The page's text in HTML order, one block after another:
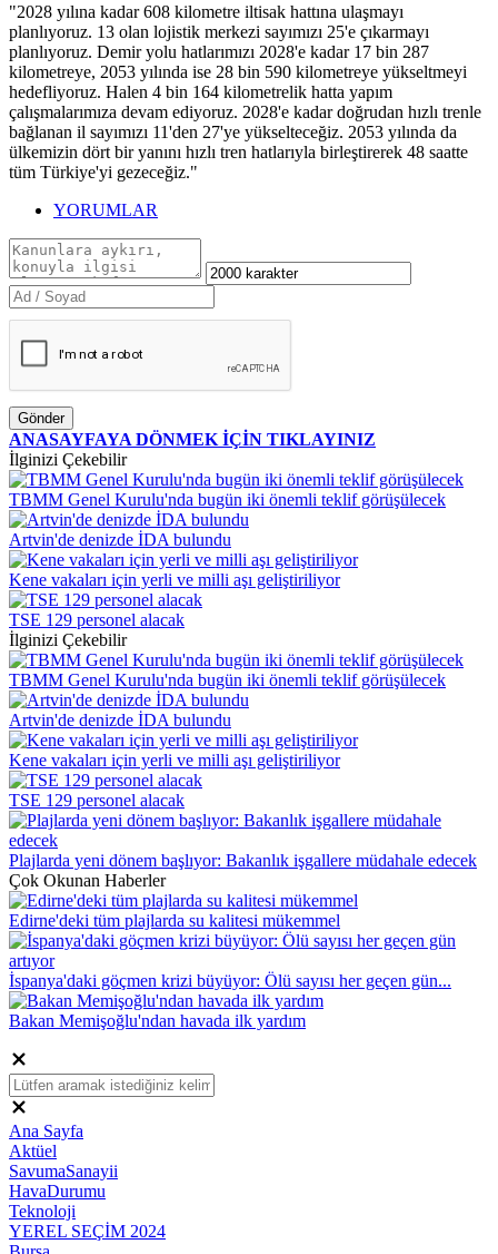
"2028 yılına kadar 608 kilometre iltisak hattına ulaşmayı
planlıyoruz. 13 olan lojistik merkezi sayımızı 25'e çıkarmayı
planlıyoruz. Demir yolu hatlarımızı 2028'e kadar 17 bin 287
kilometreye, 2053 yılında ise 28 bin 590 kilometreye yükseltmeyi
hedefliyoruz. Halen 4 bin 164 kilometrelik hatta yapım
çalışmalarımıza devam ediyoruz. 2028'e kadar doğrudan hızlı trenle
bağlanan il sayımızı 11'den 27'ye yükselteceğiz. 2053 yılında da
ülkemizin dört bir yanını hızlı tren hatlarıyla birleştirerek 48 saatte
tüm Türkiye'yi gezeceğiz."
YORUMLAR
Gönder
ANASAYFAYA DÖNMEK İÇİN TIKLAYINIZ
İlginizi Çekebilir
TBMM Genel Kurulu'nda bugün iki önemli teklif görüşülecek
Artvin'de denizde İDA bulundu
Kene vakaları için yerli ve milli aşı geliştiriliyor
TSE 129 personel alacak
İlginizi Çekebilir
TBMM Genel Kurulu'nda bugün iki önemli teklif görüşülecek
Artvin'de denizde İDA bulundu
Kene vakaları için yerli ve milli aşı geliştiriliyor
TSE 129 personel alacak
Plajlarda yeni dönem başlıyor: Bakanlık işgallere müdahale edecek
Çok Okunan Haberler
Edirne'deki tüm plajlarda su kalitesi mükemmel
İspanya'daki göçmen krizi büyüyor: Ölü sayısı her geçen gün...
Bakan Memişoğlu'ndan havada ilk yardım
Ana Sayfa
Aktüel
SavumaSanayii
HavaDurumu
Teknoloji
YEREL SEÇİM 2024